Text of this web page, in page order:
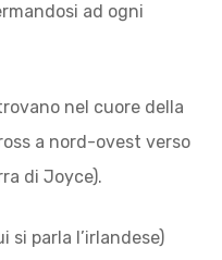
ad ogni
nel cuore della
a nord-ovest verso
di Joyce).
si parla l’irlandese)